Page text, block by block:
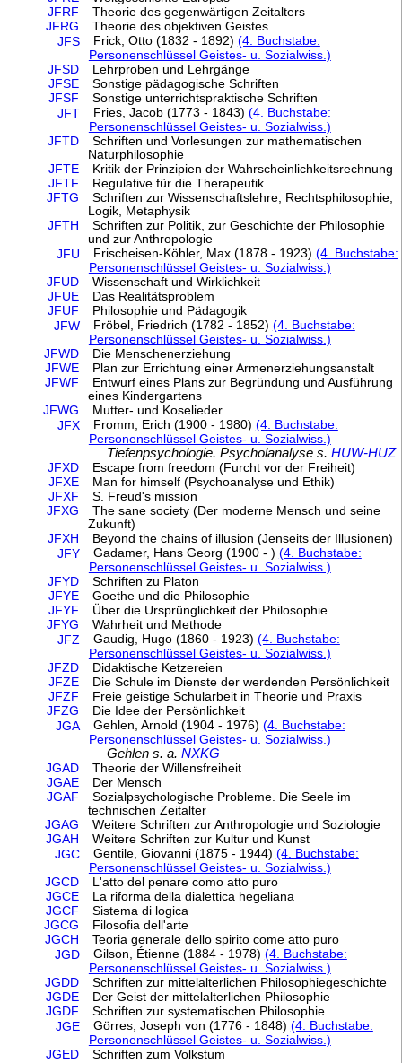
JFRF
Theorie des gegenwärtigen Zeitalters
JFRG
Theorie des objektiven Geistes
JFS Frick, Otto (1832 - 1892) (4. Buchstabe:
Personenschlüssel Geistes- u. Sozialwiss.)
JFSD
Lehrproben und Lehrgänge
JFSE
Sonstige pädagogische Schriften
JFSF
Sonstige unterrichtspraktische Schriften
JFT Fries, Jacob (1773 - 1843) (4. Buchstabe:
Personenschlüssel Geistes- u. Sozialwiss.)
JFTD
Schriften und Vorlesungen zur mathematischen
Naturphilosophie
JFTE
Kritik der Prinzipien der Wahrscheinlichkeitsrechnung
JFTF
Regulative für die Therapeutik
JFTG
Schriften zur Wissenschaftslehre, Rechtsphilosophie,
Logik, Metaphysik
JFTH
Schriften zur Politik, zur Geschichte der Philosophie
und zur Anthropologie
JFU Frischeisen-Köhler, Max (1878 - 1923) (4. Buchstabe:
Personenschlüssel Geistes- u. Sozialwiss.)
JFUD
Wissenschaft und Wirklichkeit
JFUE
Das Realitätsproblem
JFUF
Philosophie und Pädagogik
JFW Fröbel, Friedrich (1782 - 1852) (4. Buchstabe:
Personenschlüssel Geistes- u. Sozialwiss.)
JFWD
Die Menschenerziehung
JFWE
Plan zur Errichtung einer Armenerziehungsanstalt
JFWF
Entwurf eines Plans zur Begründung und Ausführung
eines Kindergartens
JFWG
Mutter- und Koselieder
JFX Fromm, Erich (1900 - 1980) (4. Buchstabe:
Personenschlüssel Geistes- u. Sozialwiss.)
Tiefenpsychologie. Psycholanalyse s. HUW-HUZ
JFXD
Escape from freedom (Furcht vor der Freiheit)
JFXE
Man for himself (Psychoanalyse und Ethik)
JFXF
S. Freud's mission
JFXG
The sane society (Der moderne Mensch und seine
Zukunft)
JFXH
Beyond the chains of illusion (Jenseits der Illusionen)
JFY Gadamer, Hans Georg (1900 - ) (4. Buchstabe:
Personenschlüssel Geistes- u. Sozialwiss.)
JFYD
Schriften zu Platon
JFYE
Goethe und die Philosophie
JFYF
Über die Ursprünglichkeit der Philosophie
JFYG
Wahrheit und Methode
JFZ Gaudig, Hugo (1860 - 1923) (4. Buchstabe:
Personenschlüssel Geistes- u. Sozialwiss.)
JFZD
Didaktische Ketzereien
JFZE
Die Schule im Dienste der werdenden Persönlichkeit
JFZF
Freie geistige Schularbeit in Theorie und Praxis
JFZG
Die Idee der Persönlichkeit
JGA Gehlen, Arnold (1904 - 1976) (4. Buchstabe:
Personenschlüssel Geistes- u. Sozialwiss.)
Gehlen s. a. NXKG
JGAD
Theorie der Willensfreiheit
JGAE
Der Mensch
JGAF
Sozialpsychologische Probleme. Die Seele im
technischen Zeitalter
JGAG
Weitere Schriften zur Anthropologie und Soziologie
JGAH
Weitere Schriften zur Kultur und Kunst
JGC Gentile, Giovanni (1875 - 1944) (4. Buchstabe:
Personenschlüssel Geistes- u. Sozialwiss.)
JGCD
L'atto del penare como atto puro
JGCE
La riforma della dialettica hegeliana
JGCF
Sistema di logica
JGCG
Filosofia dell'arte
JGCH
Teoria generale dello spirito come atto puro
JGD Gilson, Étienne (1884 - 1978) (4. Buchstabe:
Personenschlüssel Geistes- u. Sozialwiss.)
JGDD
Schriften zur mittelalterlichen Philosophiegeschichte
JGDE
Der Geist der mittelalterlichen Philosophie
JGDF
Schriften zur systematischen Philosophie
JGE Görres, Joseph von (1776 - 1848) (4. Buchstabe:
Personenschlüssel Geistes- u. Sozialwiss.)
JGED
Schriften zum Volkstum